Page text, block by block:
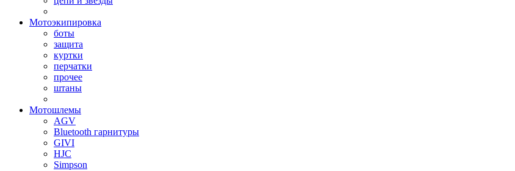
Мотоэкипировка
боты
защита
куртки
перчатки
прочее
штаны
Мотошлемы
AGV
Bluetooth гарнитуры
GIVI
HJC
Simpson